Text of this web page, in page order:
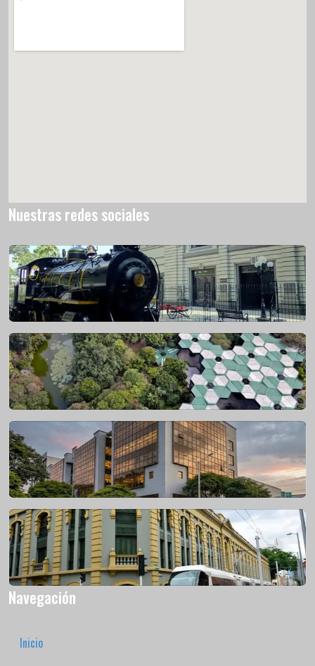
Nuestras redes sociales
Navegación
Inicio